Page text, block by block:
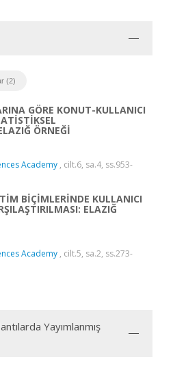
(2)
GÖRE KONUT-KULLANICI
ÖRNEĞİ
Academy , cilt.6, sa.4, ss.953-
BİÇİMLERİNDE KULLANICI
ELAZIĞ
Academy , cilt.5, sa.2, ss.273-
Yayımlanmış